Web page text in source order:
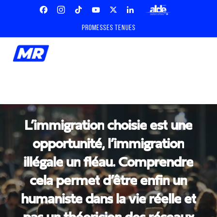
content
Twitter
Linkedin ALDE
Promesses tenues
L’immigration choisie est une
opportunité, l’immigration
illégale un fléau. Comprendre
cela permet d’être enfin un
humaniste dans la vie réelle et
Un nouveau record touristique
qui confirme la force de notre
coopération
Commissaire Hadja Lahbib
Gironde pour témoigner de la
solidarité européenne
Bois du Cazier ou la mémoire
qui nous oblige